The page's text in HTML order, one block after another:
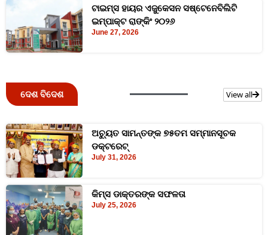
ଟାଇମ୍‍ସ ହାୟର ଏଜୁକେସନ ସଷ୍ଟେନେବିଲିଟି
ଇମ୍ପାକ୍ଟ ରାଙ୍କିଂ ୨୦୨୬
June 27, 2026
ଦେଶ ବିଦେଶ View all
ଅଚ୍ୟୁତ ସାମନ୍ତଙ୍କ ୭୫ତମ ସମ୍ମାନସୂଚକ
ଡକ୍ଟରେଟ୍‌
July 31, 2026
କିମ୍‍ସ ଡାକ୍ତରଙ୍କ ସଫଳତା
July 25, 2026